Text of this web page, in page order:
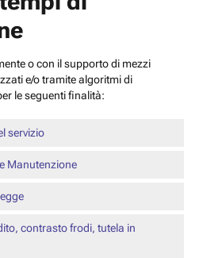
o con il supporto di mezzi
e/o tramite algoritmi di
le seguenti finalità:
servizio
Manutenzione
contrasto frodi, tutela in